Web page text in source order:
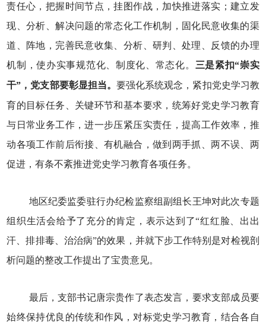
责任心，把握时间节点，挂图作战，加快推进落实；建立发
现、分析、解决问题的常态化工作机制，固化民意收集的渠
道、阵地，完善民意收集、分析、研判、处理、反馈的办理
机制，使办实事规范化、制度化、常态化。 三是紧扣“崇实
干”，党支部要彰显担当。 要强化系统观念，紧扣党史学习教
育的目标任务、关键环节和基本要求，统筹好党史学习教育
与日常业务工作，进一步压紧压实责任，提高工作效率，推
动各项工作前后衔接、有机融合，做到两手抓、两不误、两
促进，有条不紊推进党史学习教育各项任务。
地区纪委监委驻行办纪检监察组副组长王坤对此次专题
组织生活会给予了充分的肯定，表示达到了“红红脸、出出
汗、排排毒、治治病”的效果，并就下步工作特别是对检视剖
析问题的整改工作提出了宝贵意见。
最后，支部书记唐宗贵作了表态发言，要求支部成员要
始终保持优良的传统和作风，对标党史学习教育，结合各自